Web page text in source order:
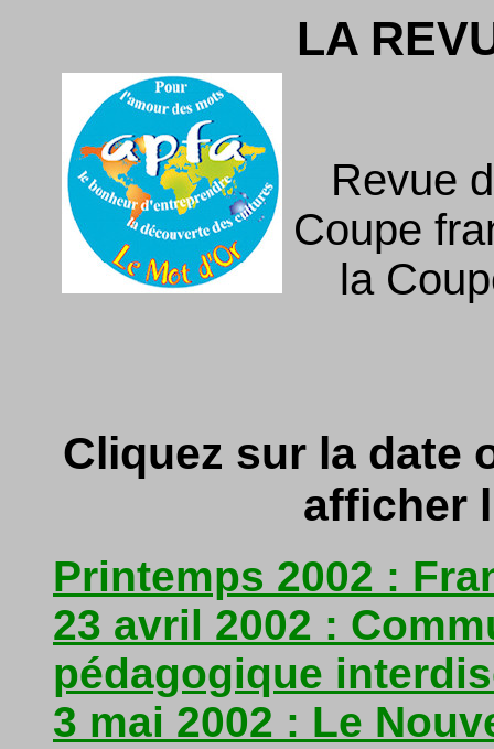
LA
Revue
Coupe
la
Cliquez sur la date
afficher
Printemps 2002 :
23 avril 2002 :
pédagogique
3 mai 2002 : Le